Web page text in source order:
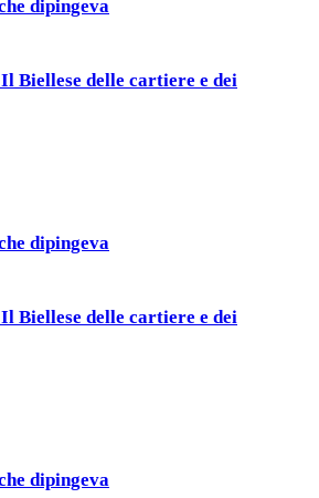
dipingeva
Biellese delle cartiere e dei
dipingeva
Biellese delle cartiere e dei
dipingeva